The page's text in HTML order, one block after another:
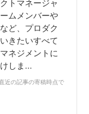
ムメンバーや
ど、プロダク
きたいすべて
ネジメントに
しま...
近の記事の寄稿時点で